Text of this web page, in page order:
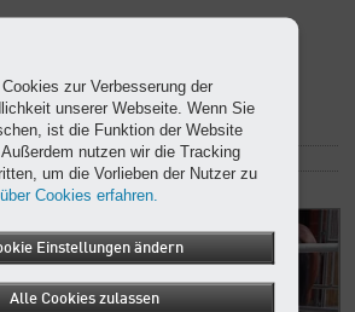
Beleg erwünscht
zur Verbesserung der
unserer Webseite. Wenn Sie
ist die Funktion der Website
nutzen wir die Tracking
um die Vorlieben der Nutzer zu
Cookies erfahren.
Einstellungen ändern
Alle Cookies zulassen